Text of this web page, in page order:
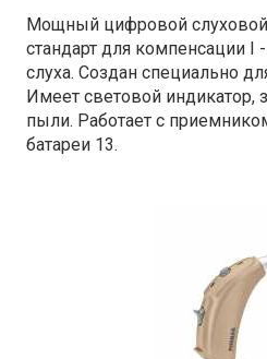
Мощный цифровой слуховой
стандарт для компенсации I
слуха. Создан специально
Имеет световой
пыли. Работает с
батареи 13.